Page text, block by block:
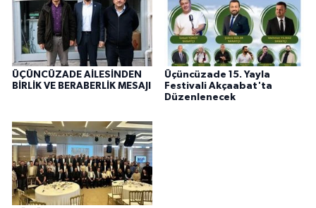
ÜÇÜNCÜZADE AİLESİNDEN
BİRLİK VE BERABERLİK MESAJI
Üçüncüzade 15. Yayla
Festivali Akçaabat'ta
Düzenlenecek